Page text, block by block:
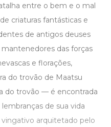
entre o bem e o mal
criaturas fantásticas e
de antigos deuses
das forças
e florações,
do trovão de Maatsu
do trovão — é encontrada
de sua vida
arquitetado pelo